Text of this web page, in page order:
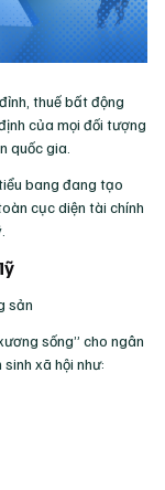
thuế bất động
của mọi đối tượng
quốc gia.
bang đang tạo
cục diện tài chính
sống” cho ngân
xã hội như: